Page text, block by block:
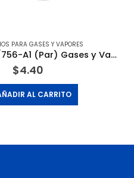
PARA GASES Y VAPORES
Cartucho 755/756-A1 (Par) Gases y Vapores Orgánicos con Punto Ebullición > 65GR C. CLIMAX
$4.40
AL CARRITO